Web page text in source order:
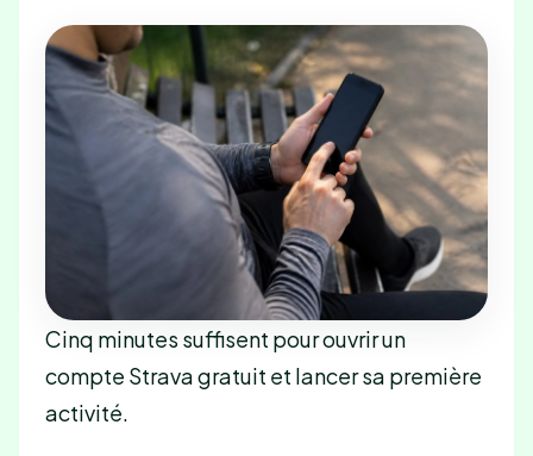
Cinq minutes suffisent pour ouvrir un
compte Strava gratuit et lancer sa première
activité.